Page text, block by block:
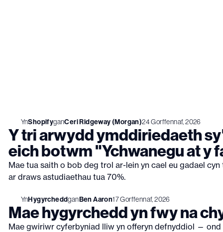
YnShopifyganCeri Ridgeway (Morgan)24 Gorffennaf, 2026
Y tri arwydd ymddiriedaeth
eich botwm "Ychwanegu at y
Mae tua saith o bob deg trol ar-lein yn cael eu gadael
ar draws astudiaethau tua 70%.
YnHygyrcheddganBen Aaron17 Gorffennaf, 2026
Mae hygyrchedd yn fwy na
Mae gwiriwr cyferbyniad lliw yn offeryn defnyddiol — ond